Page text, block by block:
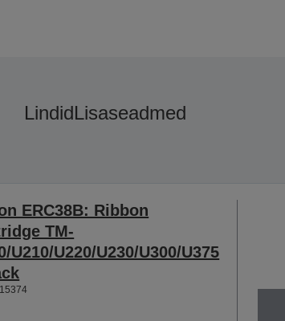
LindidLisaseadmed
ERC38B: Ribbon
TM-
U210/U220/U230/U300/U375